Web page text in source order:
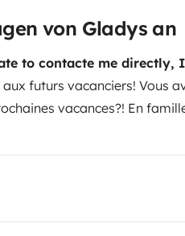
von Gladys an
to contacte me directly,
futurs vacanciers! Vous
vacances?! En
fourgon aménagé grand
les plaisirs de notre
faible consommation surtout
d'accéder à des
avec une grande